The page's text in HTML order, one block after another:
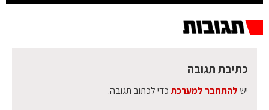
כתיבת תגובה
יש להתחבר למערכתכדי לכתוב תגובה.